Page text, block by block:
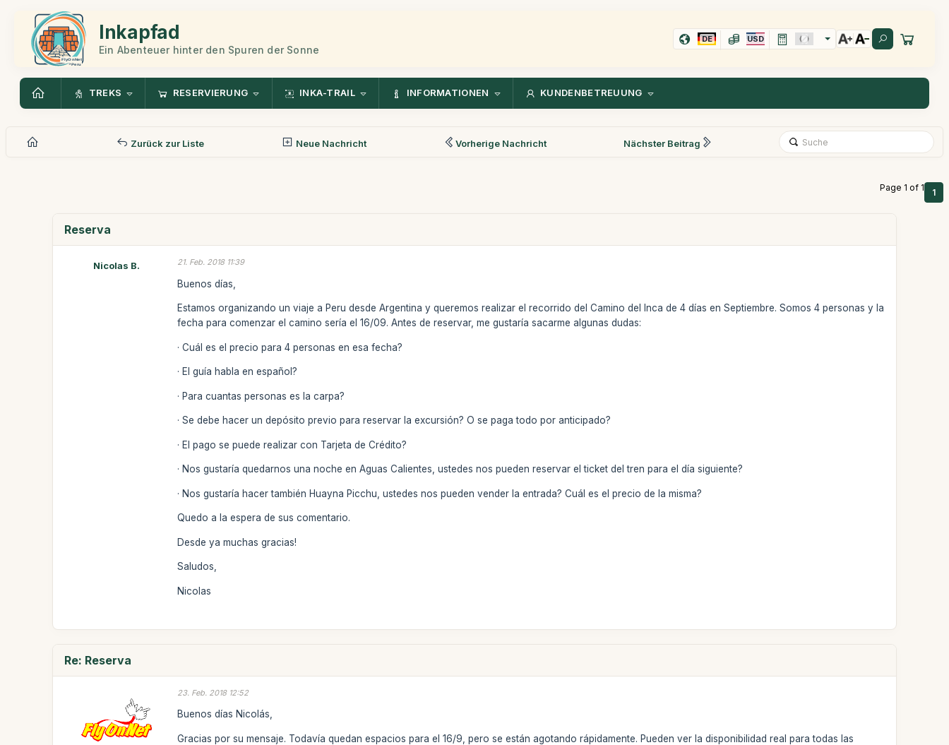
Inkapfad
Ein Abenteuer hinter den Spuren der Sonne
DE USD
TREKS RESERVIERUNG INKA-TRAIL INFORMATIONEN KUNDENBETREUUNG
Zurück zur Liste Neue Nachricht Vorherige Nachricht Nächster Beitrag
Page 1 of 1 1
Reserva
Nicolas B. 21. Feb. 2018 11:39
Buenos días,
Estamos organizando un viaje a Peru desde Argentina y queremos realizar el recorrido del Camino del Inca de 4 días en Septiembre. Somos 4 personas y la
fecha para comenzar el camino sería el 16/09. Antes de reservar, me gustaría sacarme algunas dudas:
· Cuál es el precio para 4 personas en esa fecha?
· El guía habla en español?
· Para cuantas personas es la carpa?
· Se debe hacer un depósito previo para reservar la excursión? O se paga todo por anticipado?
· El pago se puede realizar con Tarjeta de Crédito?
· Nos gustaría quedarnos una noche en Aguas Calientes, ustedes nos pueden reservar el ticket del tren para el día siguiente?
· Nos gustaría hacer también Huayna Picchu, ustedes nos pueden vender la entrada? Cuál es el precio de la misma?
Quedo a la espera de sus comentario.
Desde ya muchas gracias!
Saludos,
Nicolas
Re: Reserva
23. Feb. 2018 12:52
Buenos días Nicolás,
Gracias por su mensaje. Todavía quedan espacios para el 16/9, pero se están agotando rápidamente. Pueden ver la disponibilidad real para todas las